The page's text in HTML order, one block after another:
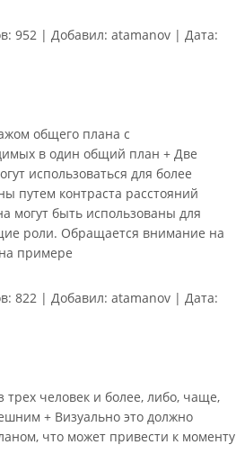
952 | Добавил: atamanov | Дата:
общего плана с
в один общий план + Две
использоваться для более
путем контраста расстояний
могут быть использованы для
роли. Обращается внимание на
примере
822 | Добавил: atamanov | Дата:
человек и более, либо, чаще,
+ Визуально это должно
что может привести к моменту